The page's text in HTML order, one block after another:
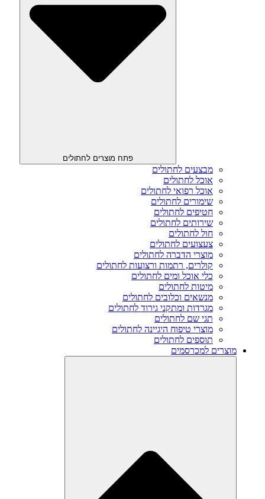
פתח מוצרים לחתולים
מבצעים לחתולים
אוכל לחתולים
אוכל רפואי לחתולים
שימורים לחתולים
חטיפים לחתולים
שירותים לחתולים
חול לחתולים
צעצועים לחתולים
מוצרי הדברה לחתולים
קולרים, רתמות ורצועות לחתולים
כלי אוכל ומים לחתולים
מיטות לחתולים
מנשאים וכלובים לחתולים
מגרדות ומתקני גירוד לחתולים
תגי שם לחתולים
מוצרי טיפוח היגיינה לחתולים
תוספים לחתולים
מוצרים למכרסמים